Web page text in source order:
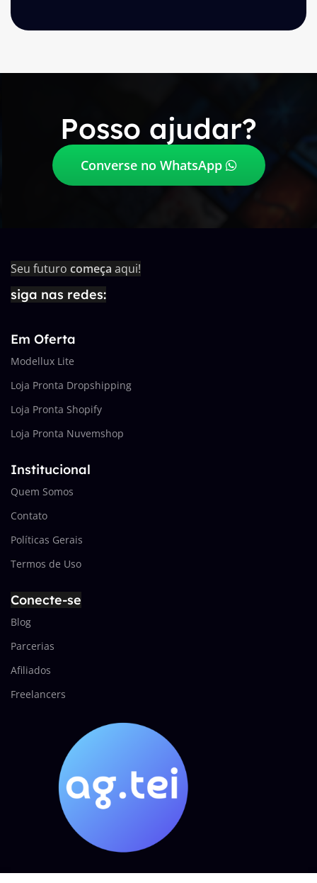
Posso ajudar?
Converse no WhatsApp
Seu futuro começa aqui!
siga nas redes:
Em Oferta
Modellux Lite
Loja Pronta Dropshipping
Loja Pronta Shopify
Loja Pronta Nuvemshop
Institucional
Quem Somos
Contato
Políticas Gerais
Termos de Uso
Conecte-se
Blog
Parcerias
Afiliados
Freelancers